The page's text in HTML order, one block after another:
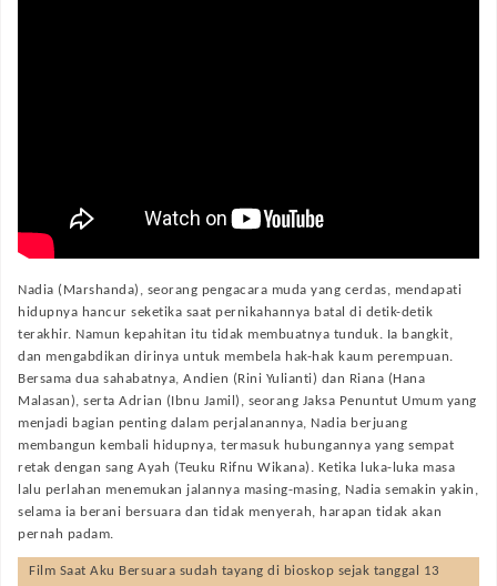
Nadia (Marshanda), seorang pengacara muda yang cerdas, mendapati
hidupnya hancur seketika saat pernikahannya batal di detik-detik
terakhir. Namun kepahitan itu tidak membuatnya tunduk. Ia bangkit,
dan mengabdikan dirinya untuk membela hak-hak kaum perempuan.
Bersama dua sahabatnya, Andien (Rini Yulianti) dan Riana (Hana
Malasan), serta Adrian (Ibnu Jamil), seorang Jaksa Penuntut Umum yang
menjadi bagian penting dalam perjalanannya, Nadia berjuang
membangun kembali hidupnya, termasuk hubungannya yang sempat
retak dengan sang Ayah (Teuku Rifnu Wikana). Ketika luka-luka masa
lalu perlahan menemukan jalannya masing-masing, Nadia semakin yakin,
selama ia berani bersuara dan tidak menyerah, harapan tidak akan
pernah padam.
Film Saat Aku Bersuara sudah tayang di bioskop sejak tanggal 13